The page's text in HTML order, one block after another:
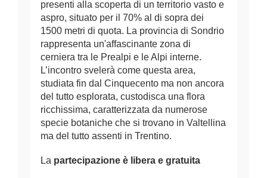
presenti alla scoperta di un territorio vasto e
aspro, situato per il 70% al di sopra dei
1500 metri di quota. La provincia di Sondrio
rappresenta un'affascinante zona di
cerniera tra le Prealpi e le Alpi interne.
L’incontro svelerà come questa area,
studiata fin dal Cinquecento ma non ancora
del tutto esplorata, custodisca una flora
ricchissima, caratterizzata da numerose
specie botaniche che si trovano in Valtellina
ma del tutto assenti in Trentino.
La partecipazione è libera e gratuita